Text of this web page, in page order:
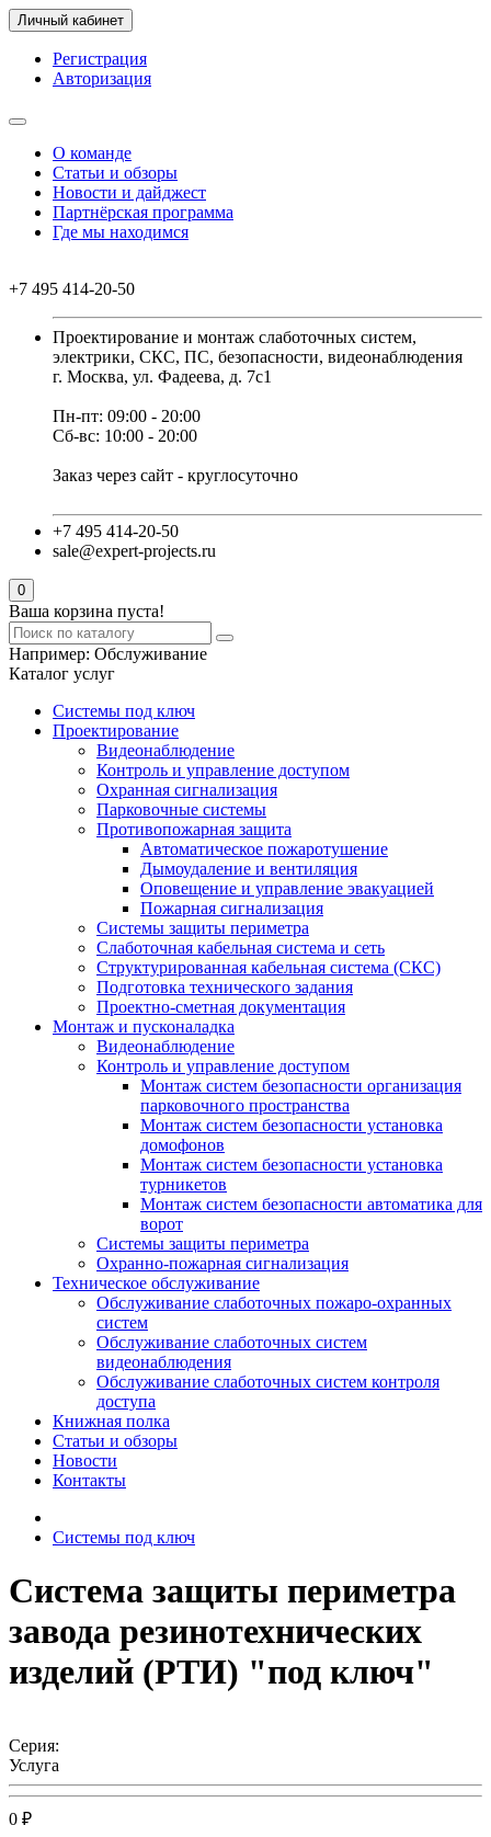
Личный кабинет
Регистрация
Авторизация
О команде
Статьи и обзоры
Новости и дайджест
Партнёрская программа
Где мы находимся
+7 495 414-20-50
Проектирование и монтаж слаботочных систем,
электрики, СКС, ПС, безопасности, видеонаблюдения
г. Москва, ул. Фадеева, д. 7с1
Пн-пт: 09:00 - 20:00
Сб-вс: 10:00 - 20:00
Заказ через сайт - круглосуточно
+7 495 414-20-50
sale@expert-projects.ru
0
Ваша корзина пуста!
Например: Обслуживание
Каталог услуг
Системы под ключ
Проектирование
Видеонаблюдение
Контроль и управление доступом
Охранная сигнализация
Парковочные системы
Противопожарная защита
Автоматическое пожаротушение
Дымоудаление и вентиляция
Оповещение и управление эвакуацией
Пожарная сигнализация
Системы защиты периметра
Слаботочная кабельная система и сеть
Структурированная кабельная система (СКС)
Подготовка технического задания
Проектно-сметная документация
Монтаж и пусконаладка
Видеонаблюдение
Контроль и управление доступом
Монтаж систем безопасности организация
парковочного пространства
Монтаж систем безопасности установка
домофонов
Монтаж систем безопасности установка
турникетов
Монтаж систем безопасности автоматика для
ворот
Системы защиты периметра
Охранно-пожарная сигнализация
Техническое обслуживание
Обслуживание слаботочных пожаро-охранных
систем
Обслуживание слаботочных систем
видеонаблюдения
Обслуживание слаботочных систем контроля
доступа
Книжная полка
Статьи и обзоры
Новости
Контакты
Системы под ключ
Система защиты периметра
завода резинотехнических
изделий (РТИ) "под ключ"
Серия:
Услуга
0 ₽